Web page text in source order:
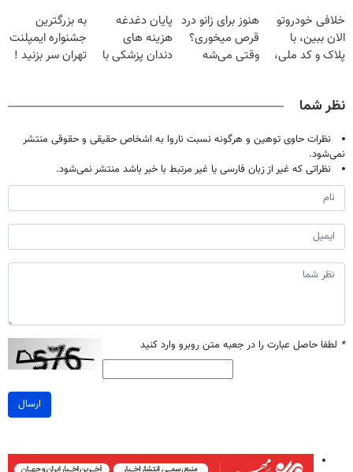
میلیون تومان!!!
(40%off)
صحبت کنید)
خلافی خودروتو
الان ببین، با
پلاک و کد ملی،
هنوز برای زانو درد
قرص میخوری؟
وقتی می‌شه
پایان دغدغه
هزینه های
دندان پزشکی با
به بزرگترین
جشنواره ایمپلنت
تهران سر بزنید !
نظر شما
نظرات حاوی توهین و هرگونه نسبت ناروا به اشخاص حقیقی و حقوقی منتشر
نمی‌شود.
نظراتی که غیر از زبان فارسی یا غیر مرتبط با خبر باشد منتشر نمی‌شود.
* لطفا حاصل عبارت را در جعبه متن روبرو وارد کنید
ارسال